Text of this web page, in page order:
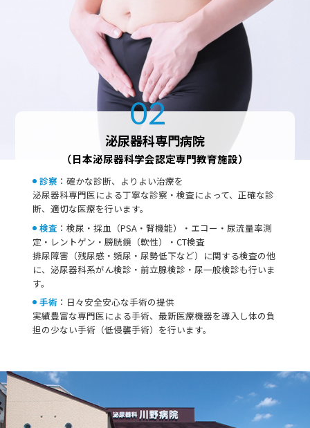
02
泌尿器科専門病院
（日本泌尿器科学会認定専門教育施設）
診察 ：確かな診断、よりよい治療を
泌尿器科専門医による丁寧な診察・検査によって、正確な診
断、適切な医療を行います。
検査 ：検尿・採血（PSA・腎機能）・エコー・尿流量率測
定・レントゲン・膀胱鏡（軟性）・CT検査
排尿障害（残尿感・頻尿・尿勢低下など）に関する検査の他
に、泌尿器科系がん検診・前立腺検診・尿一般検診も行いま
す。
手術：日々安全安心な手術の提供
実績豊富な専門医による手術、最新医療機器を導入し体の負
担の少ない手術（低侵襲手術）を行います。